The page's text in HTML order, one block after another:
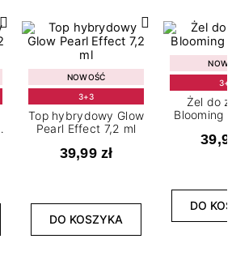
NOWOŚĆ
3+3
Top hybrydowy Glow
Pearl Effect 7,2 ml
39,99 zł
DO KOSZYKA
Żel do
Blooming
DO